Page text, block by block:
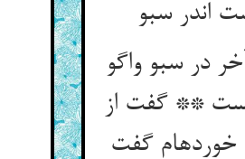
اندر سبو
در سبو واگو
** گفت از
خورده‏ام گفت